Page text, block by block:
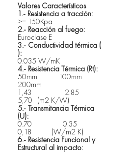
Valores Característicos
1.- Resistencia a tracción:
>= 150Kpa
2.- Reacción al fuego:
Euroclase E
3.- Conductividad térmica (
):
0.035 W/mK
4.- Resistencia Térmica (Rt):
50mm	 100mm
200mm
1,43 		    2.85
5,70	(m2 K/W)
5.- Transmitancia Térmica
(U):
0.70 	             0.35
0,18          (W/m2 K)
6.- Resistencia Funcional y
Estructural al impacto: